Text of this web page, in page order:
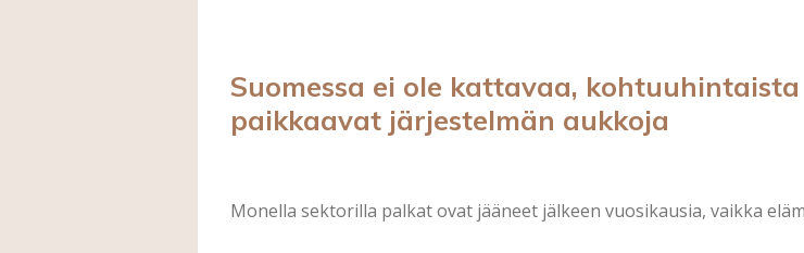
Suomessa ei ole kattavaa,
paikkaavat järjestelmän aukkoja
Monella sektorilla palkat ovat jääneet jälkeen vuosikausia, vaikka